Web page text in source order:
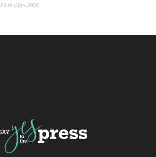
23 Ιουλίου 2026